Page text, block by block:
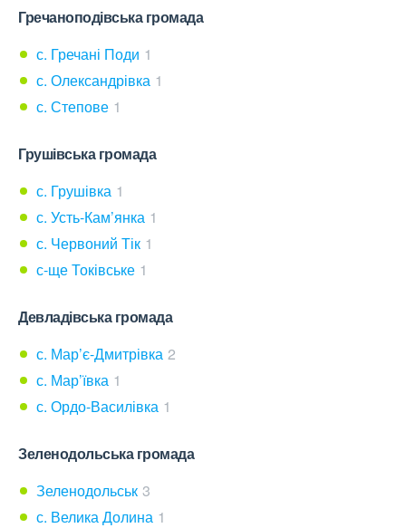
Гречаноподівська громада
с. Гречані Поди 1
с. Олександрівка 1
с. Степове 1
Грушівська громада
с. Грушівка 1
с. Усть-Кам’янка 1
с. Червоний Тік 1
с-ще Токівське 1
Девладівська громада
с. Мар’є-Дмитрівка 2
с. Мар’ївка 1
с. Ордо-Василівка 1
Зеленодольська громада
Зеленодольськ 3
с. Велика Долина 1